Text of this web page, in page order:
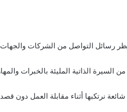
رسائل التواصل من الشركات
الذاتية المليئة بالخبرات
نرتكبها أثناء مقابلة العمل دون